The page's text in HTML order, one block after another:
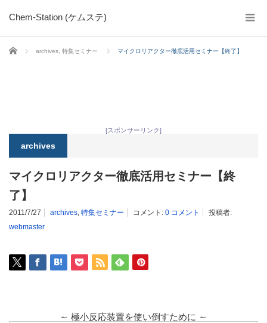
Chem-Station (ケムステ)
ホーム archives 特集セミナー マイクロリアクター徹底活用セミナー【終了】
[スポンサーリンク]
archives
マイクロリアクター徹底活用セミナー【終
了】
2011/7/27 archives, 特集セミナー コメント: 0 コメント
投稿者:
webmaster
～ 極小反応装置を使い倒すために ～